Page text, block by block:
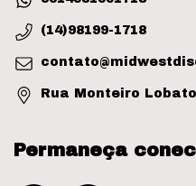
(14)98199-1718
Rua Monteiro
Permaneça